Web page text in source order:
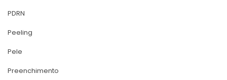
PDRN
Peeling
Pele
Preenchimento